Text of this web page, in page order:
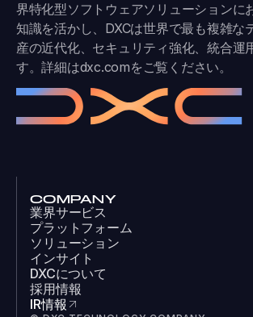
界特化型ソフトウェアソリューションに
知識を活かし、DXCは世界で最も複雑な
産の近代化、セキュリティ強化、統合運
す。詳細はdxc.comをご覧ください。
COMPANY
業界サービス
プラットフォーム
ソリューション
インサイト
DXCについて
採用情報
IR情報